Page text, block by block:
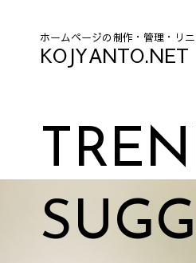
ホームページの制作・管理・リ
KOJYANTO.NET